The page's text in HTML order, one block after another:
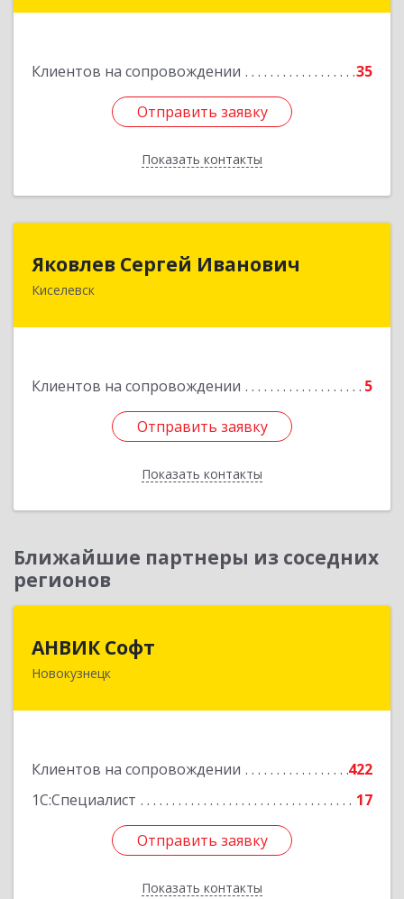
Клиентов на сопровождении 35
Отправить заявку
Показать контакты
Отправить заявку
Назад
Яковлев Сергей Иванович
Киселевск
Клиентов на сопровождении 5
Отправить заявку
Показать контакты
Яковлев Сергей Иванович
650002, Кемеровская обл, г.Кемерово, пр-т
Отправить заявку
Назад
Ближайшие партнеры из соседних
регионов
АНВИК Софт
Новокузнецк
Клиентов на сопровождении
422
1С:Специалист
17
Отправить заявку
Показать контакты
654079, Кемеровская область - Кузбасс,
Отправить заявку
Назад